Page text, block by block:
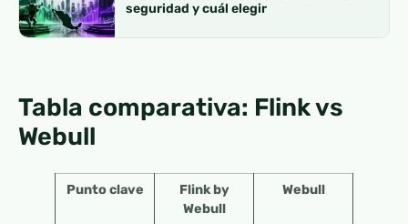
seguridad y cuál elegir
Tabla comparativa: Flink vs
Webull
Punto clave
Flink by
Webull
Webull